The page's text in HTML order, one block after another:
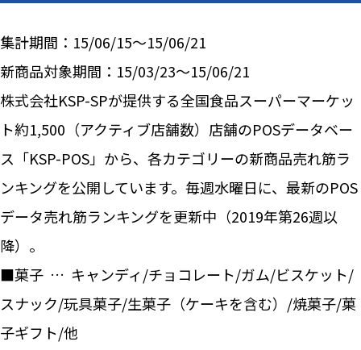
集計期間：15/06/15～15/06/21
新商品対象期間：15/03/23～15/06/21
株式会社KSP-SPが提供する全国食品スーパーマーケッ
ト約1,500（アクティブ店舗数）店舗のPOSデータベー
ス「KSP-POS」から、各カテゴリーの新商品売れ筋ラ
ンキングを公開しています。毎週水曜日に、最新のPOS
データ売れ筋ランキングを更新中（2019年第26週以
降）。
■菓子 … キャンディ/チョコレート/ガム/ビスケット/
スナック/玩具菓子/生菓子（ケーキを含む）/焼菓子/菓
子ギフト/他